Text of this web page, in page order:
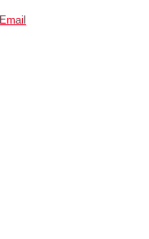
Email